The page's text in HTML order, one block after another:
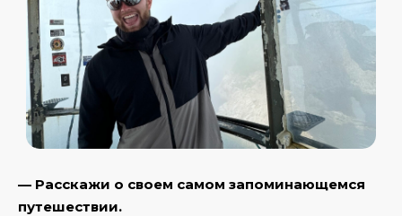
— Расскажи о своем самом запоминающемся
путешествии.